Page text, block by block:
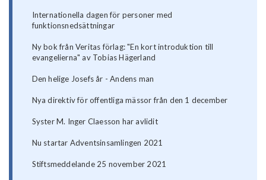
Internationella dagen för personer med
funktionsnedsättningar
Ny bok från Veritas förlag: "En kort introduktion till
evangelierna" av Tobias Hägerland
Den helige Josefs år - Andens man
Nya direktiv för offentliga mässor från den 1 december
Syster M. Inger Claesson har avlidit
Nu startar Adventsinsamlingen 2021
Stiftsmeddelande 25 november 2021